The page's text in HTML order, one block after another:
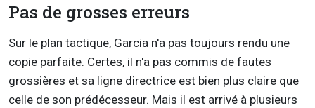
Pas de grosses erreurs
Sur le plan tactique, Garcia n'a pas toujours rendu une
copie parfaite. Certes, il n'a pas commis de fautes
grossières et sa ligne directrice est bien plus claire que
celle de son prédécesseur. Mais il est arrivé à plusieurs